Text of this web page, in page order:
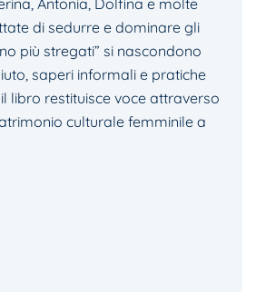
Antonia, Dolfina e molte
di sedurre e dominare gli
più stregati” si nascondono
saperi informali e pratiche
libro restituisce voce attraverso
culturale femminile a